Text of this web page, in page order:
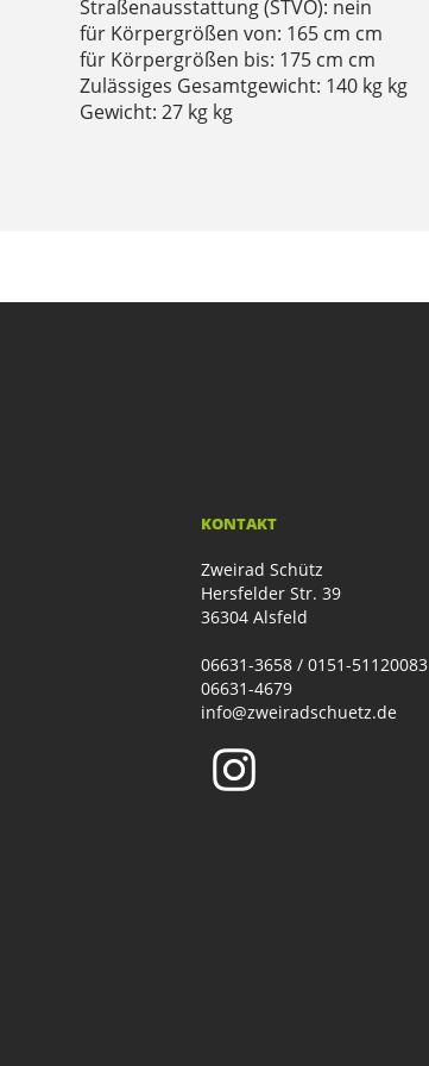
Straßenausstattung (STVO): nein
für Körpergrößen von: 165 cm cm
für Körpergrößen bis: 175 cm cm
Zulässiges Gesamtgewicht: 140 kg kg
Gewicht: 27 kg kg
KONTAKT
Zweirad Schütz
Hersfelder Str. 39
36304 Alsfeld
06631-3658 / 0151-51120083
06631-4679
info@zweiradschuetz.de